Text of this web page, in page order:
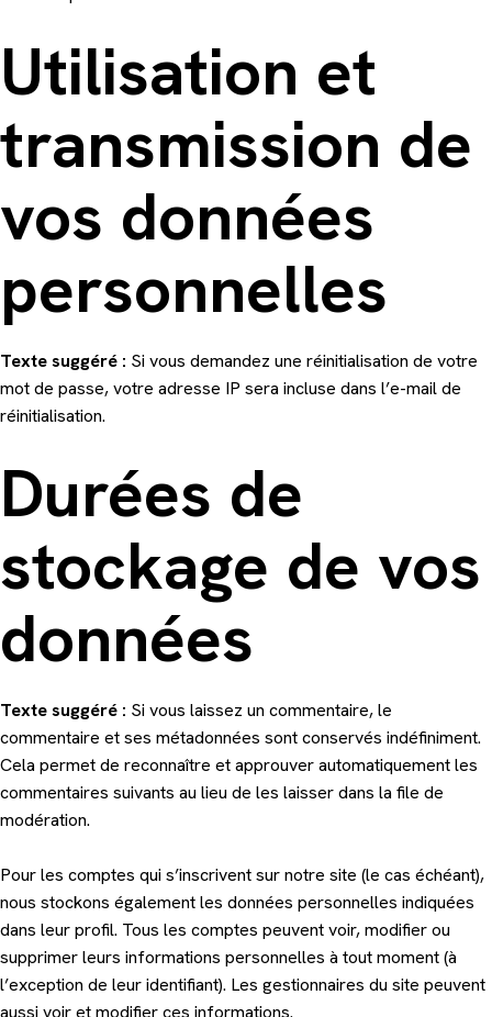
Utilisation et
transmission de
vos données
personnelles
Texte suggéré : Si vous demandez une réinitialisation de votre
mot de passe, votre adresse IP sera incluse dans l’e-mail de
réinitialisation.
Durées de
stockage de vos
données
Texte suggéré : Si vous laissez un commentaire, le
commentaire et ses métadonnées sont conservés indéfiniment.
Cela permet de reconnaître et approuver automatiquement les
commentaires suivants au lieu de les laisser dans la file de
modération.
Pour les comptes qui s’inscrivent sur notre site (le cas échéant),
nous stockons également les données personnelles indiquées
dans leur profil. Tous les comptes peuvent voir, modifier ou
supprimer leurs informations personnelles à tout moment (à
l’exception de leur identifiant). Les gestionnaires du site peuvent
aussi voir et modifier ces informations.